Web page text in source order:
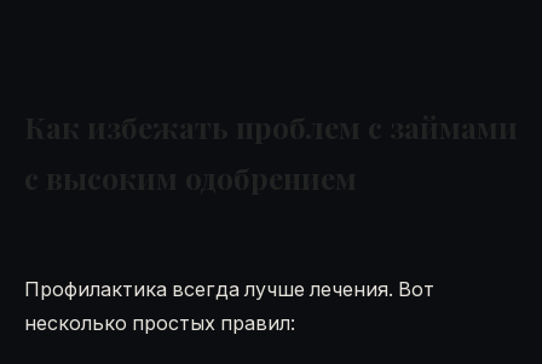
Как избежать проблем с займами
с высоким одобрением
Профилактика всегда лучше лечения. Вот
несколько простых правил: